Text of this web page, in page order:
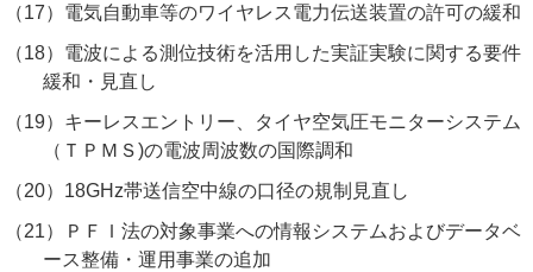
（17） 電気自動車等のワイヤレス電力伝送装置の許可の緩和
（18） 電波による測位技術を活用した実証実験に関する要件
緩和・見直し
（19） キーレスエントリー、タイヤ空気圧モニターシステム
（ＴＰＭＳ)の電波周波数の国際調和
（20） 18GHz帯送信空中線の口径の規制見直し
（21）
ＰＦＩ法の対象事業への情報システムおよびデータベ
ース整備・運用事業の追加